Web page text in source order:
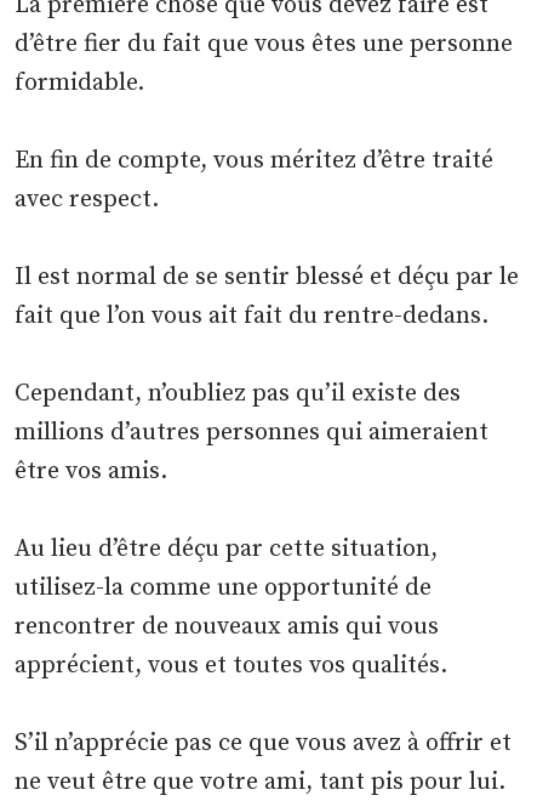
d’être fier du fait que vous êtes une personne
formidable.
En fin de compte, vous méritez d’être traité
avec respect.
Il est normal de se sentir blessé et déçu par le
fait que l’on vous ait fait du rentre-dedans.
Cependant, n’oubliez pas qu’il existe des
millions d’autres personnes qui aimeraient
être vos amis.
Au lieu d’être déçu par cette situation,
utilisez-la comme une opportunité de
rencontrer de nouveaux amis qui vous
apprécient, vous et toutes vos qualités.
S’il n’apprécie pas ce que vous avez à offrir et
ne veut être que votre ami, tant pis pour lui.